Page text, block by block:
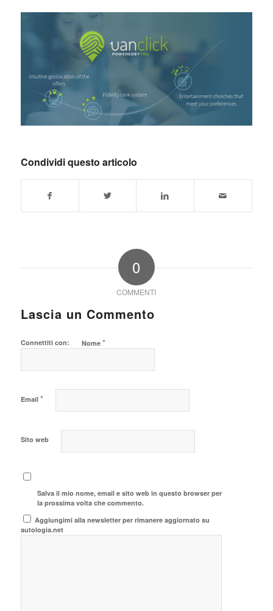
Condividi questo articolo
0
COMMENTI
Lascia un Commento
Connettiti con: Nome *
Email *
Sito web
Salva il mio nome, email e sito web in questo browser per
la prossima volta che commento.
Aggiungimi alla newsletter per rimanere aggiornato su
autologia.net